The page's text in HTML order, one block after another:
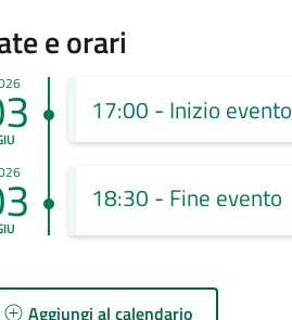
e orari
17:00 - Inizio evento
18:30 - Fine evento
Aggiungi al calendario